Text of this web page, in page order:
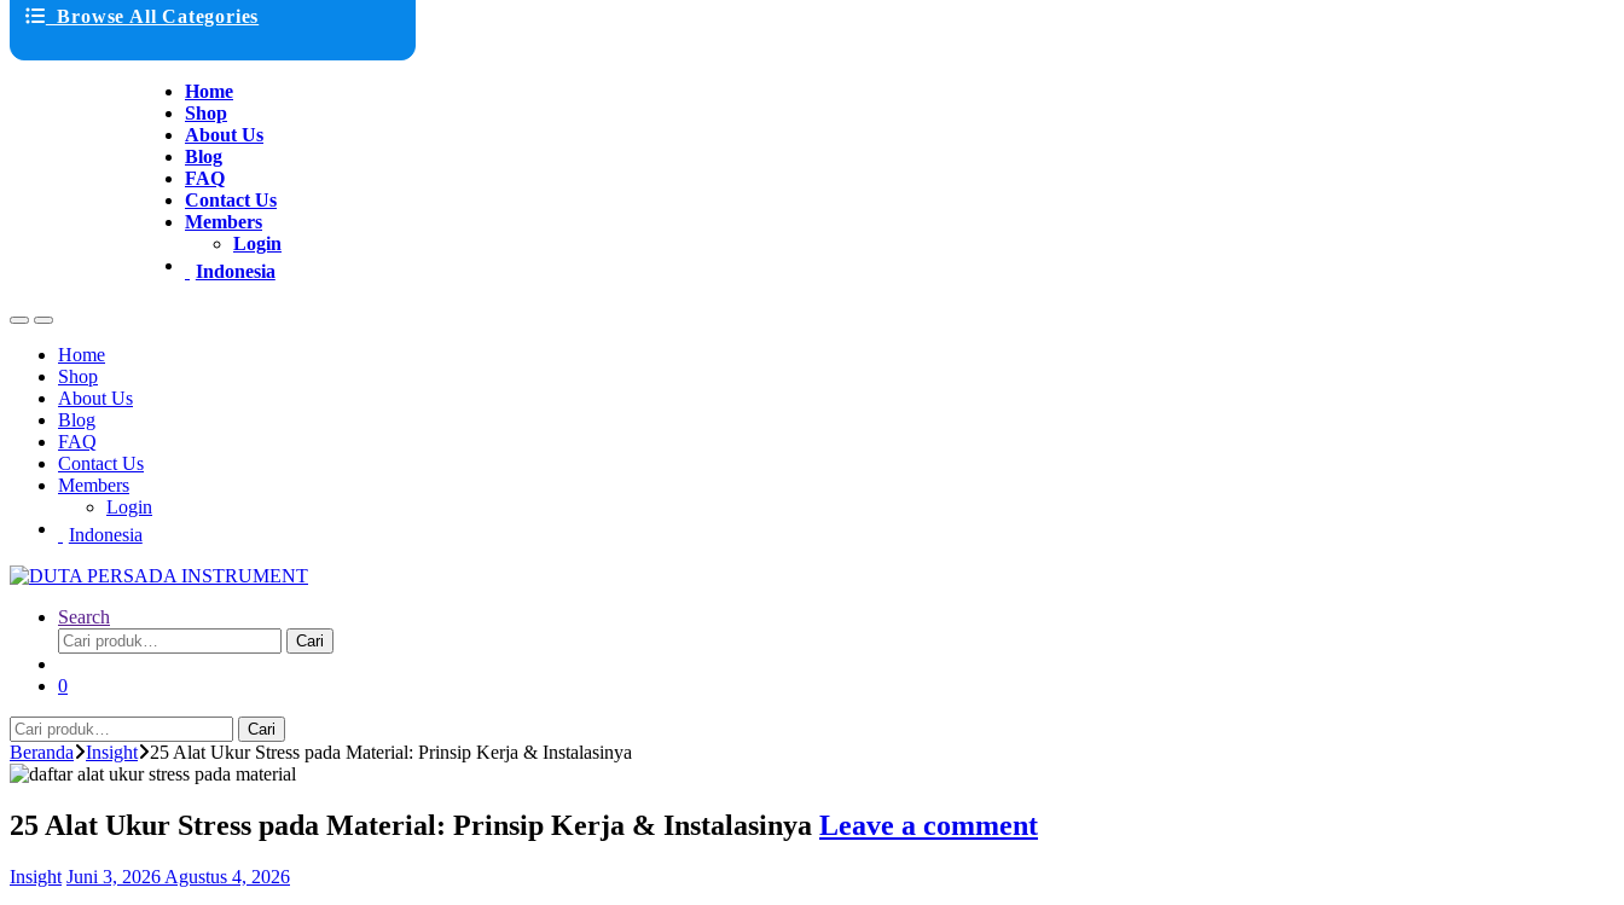
Browse All Categories
Home
Shop
About Us
Blog
FAQ
Contact Us
Members
Login
Indonesia
Home
Shop
About Us
Blog
FAQ
Contact Us
Members
Login
Indonesia
Search
Pencarian
untuk:
Cari
0
Pencarian
untuk:
Cari
Beranda Insight 25 Alat Ukur Stress pada Material: Prinsip Kerja & Instalasinya
25 Alat Ukur Stress pada Material: Prinsip Kerja & Instalasinya Leave a comment
Insight Juni 3, 2026 Agustus 4, 2026